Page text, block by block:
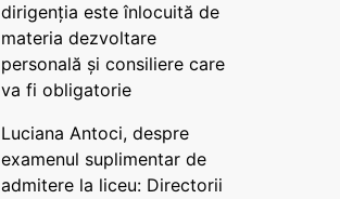
dirigenția este înlocuită de
materia dezvoltare
personală și consiliere care
va fi obligatorie
Luciana Antoci, despre
examenul suplimentar de
admitere la liceu: Directorii